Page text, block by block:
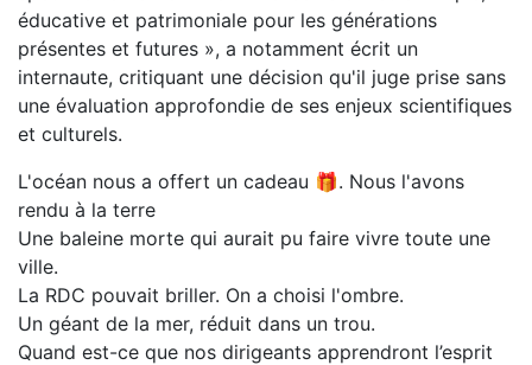
éducative et patrimoniale pour les générations
présentes et futures », a notamment écrit un
internaute, critiquant une décision qu'il juge prise sans
une évaluation approfondie de ses enjeux scientifiques
et culturels.
L'océan nous a offert un cadeau 🎁. Nous l'avons
rendu à la terre
Une baleine morte qui aurait pu faire vivre toute une
ville.
La RDC pouvait briller. On a choisi l'ombre.
Un géant de la mer, réduit dans un trou.
Quand est-ce que nos dirigeants apprendront l’esprit